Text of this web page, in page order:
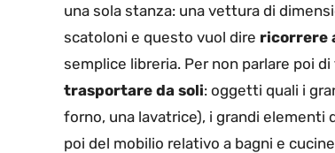
una sola stanza: una vettura di
scatoloni e questo vuol dire ricorrere
semplice libreria. Per non parlare poi
trasportare da soli: oggetti quali i
forno, una lavatrice), i grandi elementi
poi del mobilio relativo a bagni e